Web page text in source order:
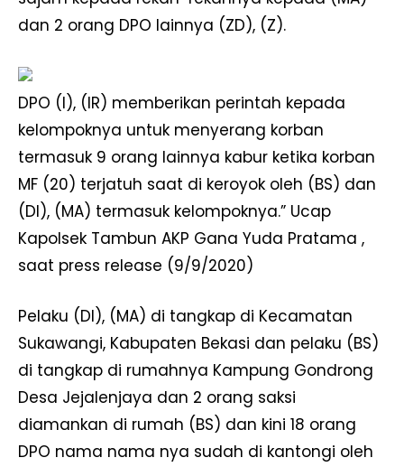
dan 2 orang DPO lainnya (ZD), (Z).
DPO (I), (IR) memberikan perintah kepada
kelompoknya untuk menyerang korban
termasuk 9 orang lainnya kabur ketika korban
MF (20) terjatuh saat di keroyok oleh (BS) dan
(DI), (MA) termasuk kelompoknya.” Ucap
Kapolsek Tambun AKP Gana Yuda Pratama ,
saat press release (9/9/2020)
Pelaku (DI), (MA) di tangkap di Kecamatan
Sukawangi, Kabupaten Bekasi dan pelaku (BS)
di tangkap di rumahnya Kampung Gondrong
Desa Jejalenjaya dan 2 orang saksi
diamankan di rumah (BS) dan kini 18 orang
DPO nama nama nya sudah di kantongi oleh